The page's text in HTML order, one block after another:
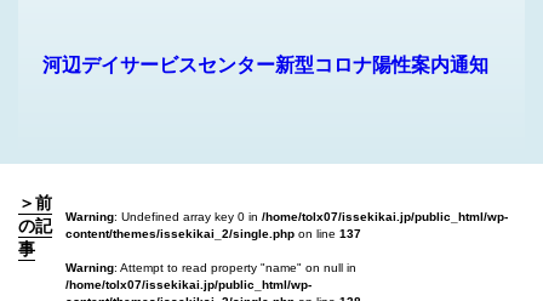
河辺デイサービスセンター新型コロナ陽性案内通知
＞前
の記
事
Warning: Undefined array key 0 in /home/tolx07/issekikai.jp/public_html/wp-
content/themes/issekikai_2/single.phpon line 137
Warning: Attempt to read property "name" on null in
/home/tolx07/issekikai.jp/public_html/wp-